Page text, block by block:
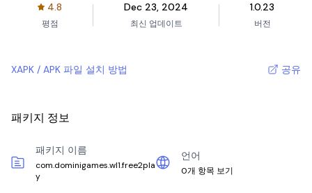
4.8
평점
Dec 23, 2024
최신 업데이트
1.0.23
버전
XAPK / APK 파일 설치 방법 공유
패키지 정보
패키지 이름
com.dominigames.wl1.free2pla
y
언어
0개 항목 보기